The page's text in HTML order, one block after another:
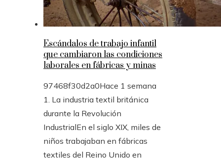
Escándalos de trabajo infantil
que cambiaron las condiciones
laborales en fábricas y minas
97468f30d2a0Hace 1 semana
1. La industria textil británica
durante la Revolución
IndustrialEn el siglo XIX, miles de
niños trabajaban en fábricas
textiles del Reino Unido en